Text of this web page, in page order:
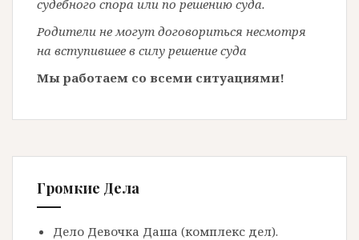
судебного спора или по решению суда.
Родители не могут договориться несмотря
на вступившее в силу решение суда
Мы работаем со всеми ситуациями!
Громкие Дела
Дело Девочка Даша (комплекс дел).